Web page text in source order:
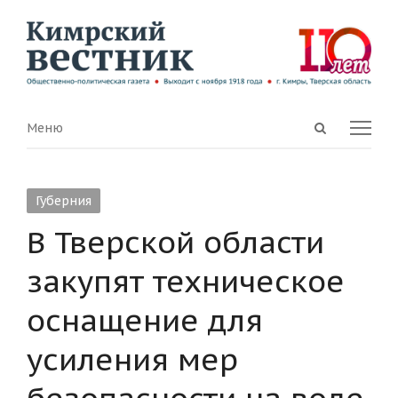
Open
Menu
Меню
Губерния
В Тверской области
закупят техническое
оснащение для
усиления мер